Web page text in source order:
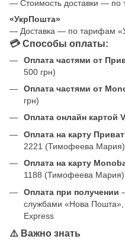
— Стоимость доставки — по
«УкрПошта»
— Доставка — по тарифам
💳 Способы оплаты:
Оплата частями от
500 грн)
Оплата частями от
грн)
Оплата онлайн картой
Оплата на карту
2221 (Тимофеева Мария)
Оплата на карту
1188 (Тимофеева Мария)
Оплата при получении
службами «Нова
Express
⚠️ Важно знать